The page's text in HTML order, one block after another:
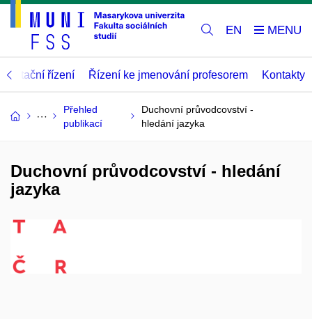
EN
řízení Řízení ke jmenování profesorem Kontakty
Přehled
publikací
Duchovní průvodcovství -
hledání jazyka
Duchovní průvodcovství - hledání
jazyka